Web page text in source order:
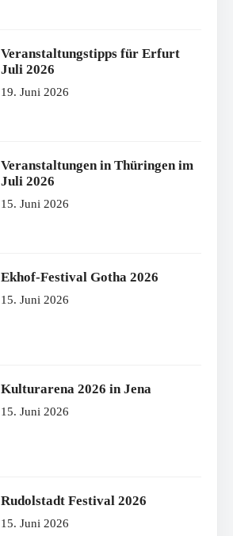
Veranstaltungstipps für Erfurt
Juli 2026
19. Juni 2026
Veranstaltungen in Thüringen im
Juli 2026
15. Juni 2026
Ekhof-Festival Gotha 2026
15. Juni 2026
Kulturarena 2026 in Jena
15. Juni 2026
Rudolstadt Festival 2026
15. Juni 2026